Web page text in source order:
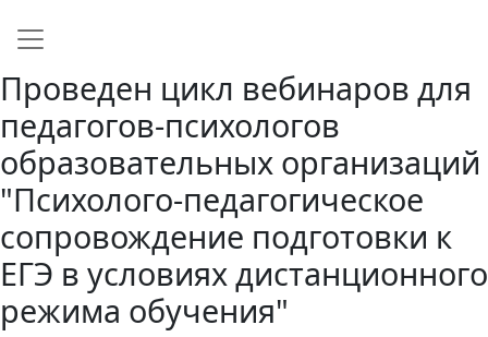
Main navigation
Проведен цикл вебинаров для
педагогов-психологов
образовательных организаций
"Психолого-педагогическое
сопровождение подготовки к
ЕГЭ в условиях дистанционного
режима обучения"